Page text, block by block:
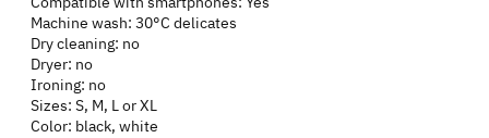
Machine wash: 30°C delicates
Dry cleaning: no
Dryer: no
Ironing: no
Sizes: S, M, L or XL
Color: black, white